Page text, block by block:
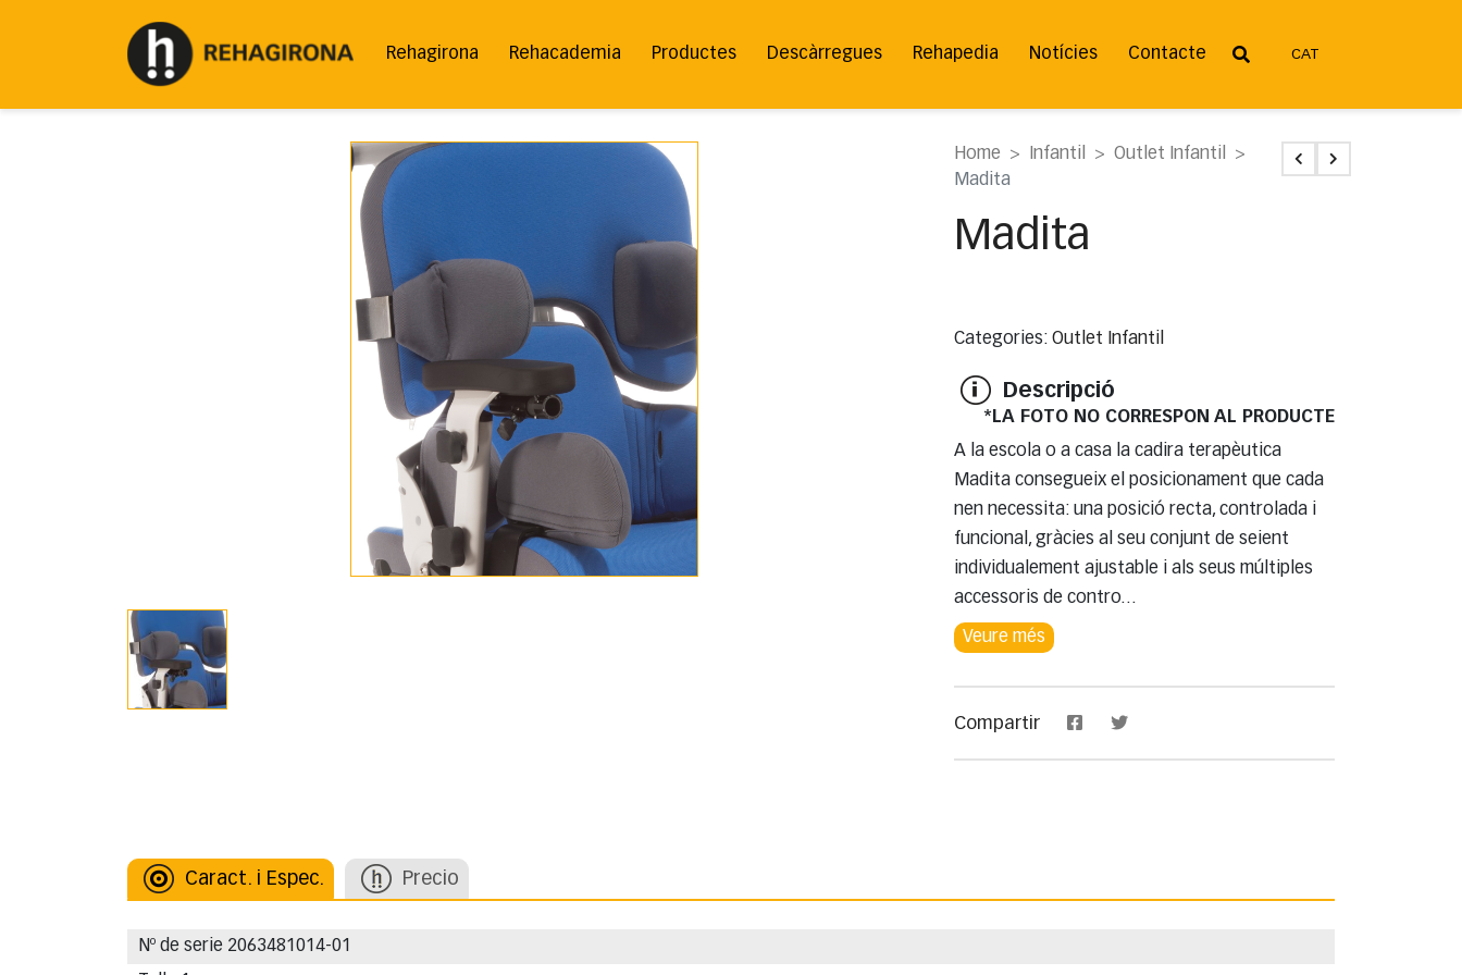
Rehagirona Rehacademia Productes Descàrregues Rehapedia Notícies Contacte CAT
Home Infantil
Outlet Infantil
Madita
Madita
Categories: Outlet Infantil
Descripció
*LA FOTO NO CORRESPON AL PRODUCTE
A la escola o a casa la cadira terapèutica
Madita consegueix el posicionament que cada
nen necessita: una posició recta, controlada i
funcional, gràcies al seu conjunt de seient
individualement ajustable i als seus múltiples
accessoris de contro...
Veure més
Compartir
Caract. i Espec. Precio
Nº de serie 2063481014-01